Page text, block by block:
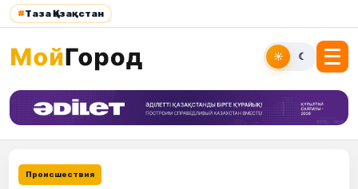
#Таза Қазақстан
☀ ☾
Происшествия